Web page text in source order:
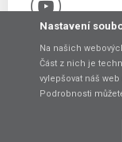
Copyright © 2021
Nastavení
Na našich
Část z nich je
vylepšovat náš
Podrobnosti